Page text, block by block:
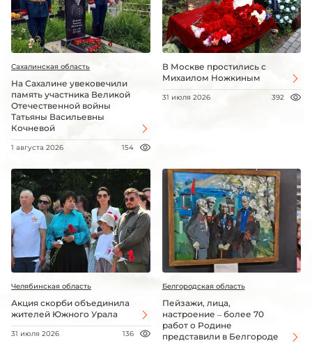
Сахалинская область
На Сахалине увековечили
память участника Великой
Отечественной войны
Татьяны Васильевны
Кочневой
1 августа 2026 154
В Москве простились с
Михаилом Ножкиным
31 июля 2026 392
Челябинская область
Акция скорби объединила
жителей Южного Урала
31 июля 2026 136
Белгородская область
Пейзажи, лица,
настроение – более 70
работ о Родине
представили в Белгороде